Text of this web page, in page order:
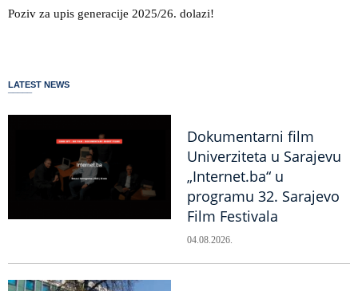
Poziv za upis generacije 2025/26. dolazi!
LATEST NEWS
Dokumentarni film
Univerziteta u Sarajevu
„Internet.ba“ u
programu 32. Sarajevo
Film Festivala
04.08.2026.